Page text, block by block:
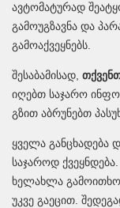
ავტომატურად
გამოუგზავნა და
გამოაქვეყნებს.
შესაბამისად,
იღებთ საჯარო
გზით აბრუნებთ
ყველა განცხადება
საჯაროდ
ხელახლა
უკვე გაეცით.